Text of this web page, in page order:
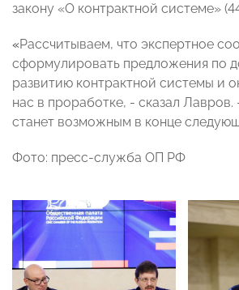
закону «О контрактной системе»
«Рассчитываем, что экспертное
сформулировать предложения по
развитию контрактной системы и
нас в проработке, - сказал Лавров.
станет возможным в конце
Фото: пресс-служба ОП РФ